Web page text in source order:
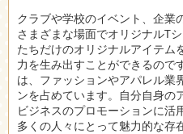
クラブや学校のイベント、企業
さまざまな場面でオリジナルT
たちだけのオリジナルアイテム
力を生み出すことができるので
は、ファッションやアパレル業
ンを占めています。自分自身の
ビジネスのプロモーションに活
多くの人々にとって魅力的な存